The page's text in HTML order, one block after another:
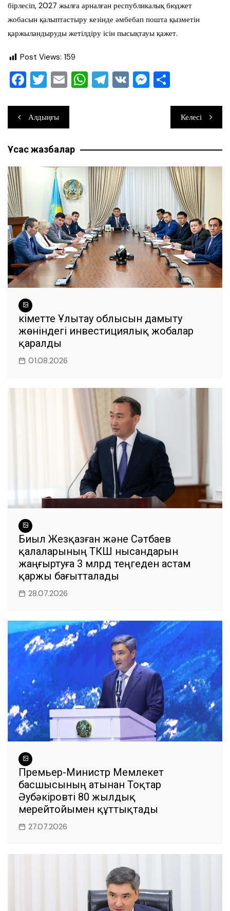
бірлесіп, 2027 жылға арналған республикалық бюджет
жобасын қалыптастыру кезінде әмбебап пошта қызметін
қаржыландыруды жетілдіру ісін пысықтауы қажет.
Post Views: 159
F
c
e
b
T
tt
er
E
ai
l
W
A
p
p
T
a
m
V M
n
g
er
ра
ви
ть
Навигация
по
записям
Алдыңғы Келесі
Ұқсас жазбалар
Үкіметте Ұлытау облысын дамыту
жөніндегі инвестициялық жобалар
қаралды
01.08.2026
Биыл Жезқазған және Сәтбаев
қалаларының ТКШ нысандарын
жаңғыртуға 3 млрд теңгеден астам
қаржы бағытталады
28.07.2026
Премьер-Министр Мемлекет
басшысының атынан Тоқтар
Әубәкіровті 80 жылдық
мерейтойымен құттықтады
27.07.2026